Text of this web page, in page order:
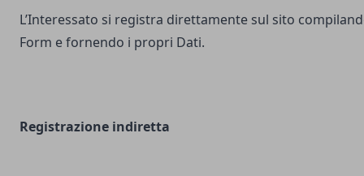
L’Interessato si registra direttamente sul sito
Form e fornendo i propri Dati.
Registrazione indiretta